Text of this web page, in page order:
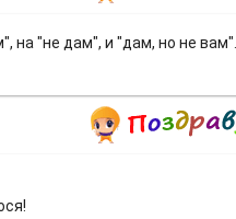
на "не дам", и "дам, но не вам".